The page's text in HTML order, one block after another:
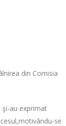
din Comisia
şi-au exprimat
se